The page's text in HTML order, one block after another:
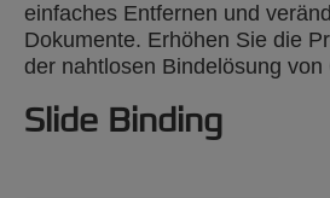
einfaches Entfernen und
Dokumente. Erhöhen Sie die
der nahtlosen Bindelösung von
Slide Binding